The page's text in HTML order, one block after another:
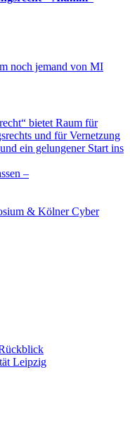
noch jemand von MI
bietet Raum für
und für Vernetzung
ein gelungener Start ins
–
& Kölner Cyber
Leipzig